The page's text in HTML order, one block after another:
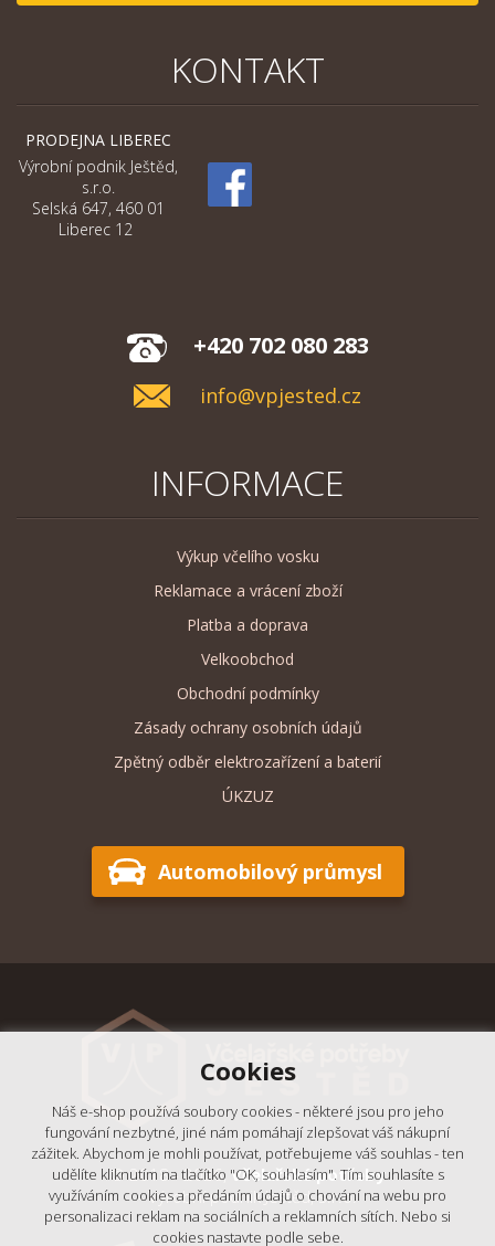
KONTAKT
PRODEJNA LIBEREC
Výrobní podnik Ještěd,
s.r.o.
Selská 647, 460 01
Liberec 12
+420 702 080 283
info@vpjested.cz
INFORMACE
Výkup včelího vosku
Reklamace a vrácení zboží
Platba a doprava
Velkoobchod
Obchodní podmínky
Zásady ochrany osobních údajů
Zpětný odběr elektrozařízení a baterií
ÚKZUZ
Automobilový průmysl
© 2018 - 2026, Včelařské potřeby
- Výrobní podnik Ještěd, s.r.o.
Cookies
Náš e-shop používá soubory cookies - některé jsou pro jeho
fungování nezbytné, jiné nám pomáhají zlepšovat váš nákupní
zážitek. Abychom je mohli používat, potřebujeme váš souhlas - ten
udělíte kliknutím na tlačítko "OK, souhlasím". Tím souhlasíte s
využíváním cookies a předáním údajů o chování na webu pro
personalizaci reklam na sociálních a reklamních sítích. Nebo si
cookies nastavte podle sebe.